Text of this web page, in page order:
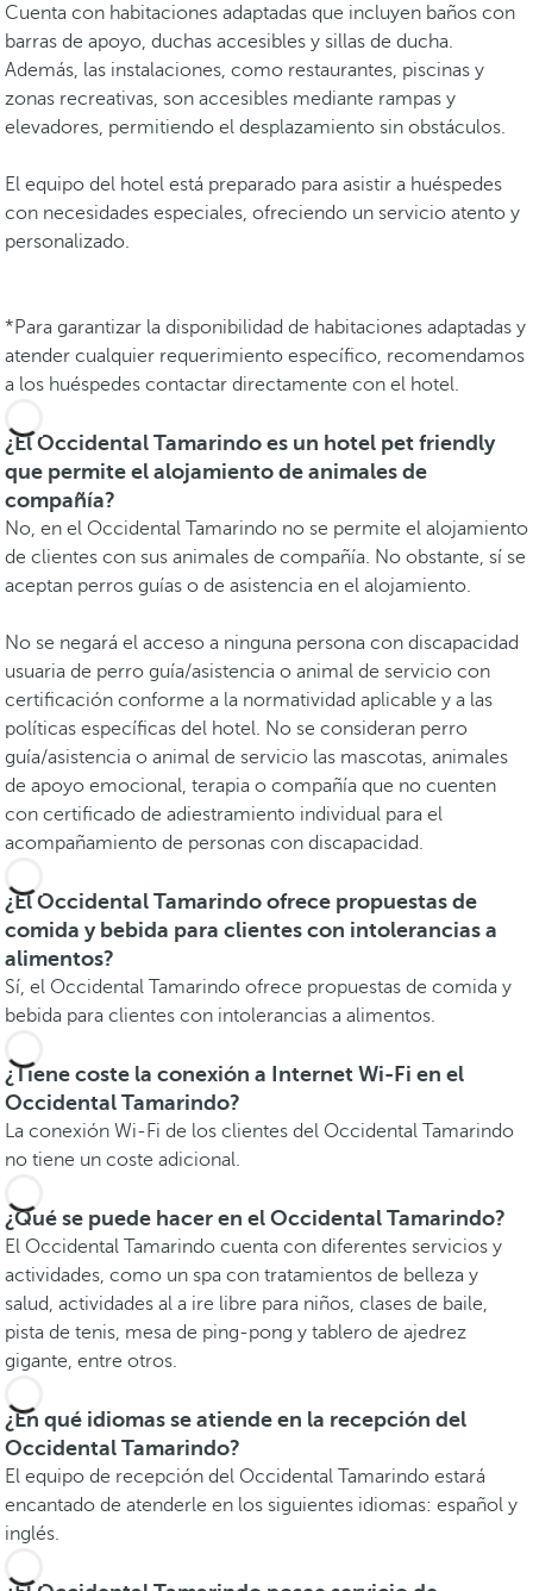
Cuenta con habitaciones adaptadas que incluyen baños con
barras de apoyo, duchas accesibles y sillas de ducha.
Además, las instalaciones, como restaurantes, piscinas y
zonas recreativas, son accesibles mediante rampas y
elevadores, permitiendo el desplazamiento sin obstáculos.
El equipo del hotel está preparado para asistir a huéspedes
con necesidades especiales, ofreciendo un servicio atento y
personalizado.
*Para garantizar la disponibilidad de habitaciones adaptadas y
atender cualquier requerimiento específico, recomendamos
a los huéspedes contactar directamente con el hotel.
¿El Occidental Tamarindo es un hotel pet friendly
que permite el alojamiento de animales de
compañía?
No, en el Occidental Tamarindo no se permite el alojamiento
de clientes con sus animales de compañía. No obstante, sí se
aceptan perros guías o de asistencia en el alojamiento.
No se negará el acceso a ninguna persona con discapacidad
usuaria de perro guía/asistencia o animal de servicio con
certificación conforme a la normatividad aplicable y a las
políticas específicas del hotel. No se consideran perro
guía/asistencia o animal de servicio las mascotas, animales
de apoyo emocional, terapia o compañía que no cuenten
con certificado de adiestramiento individual para el
acompañamiento de personas con discapacidad.
¿El Occidental Tamarindo ofrece propuestas de
comida y bebida para clientes con intolerancias a
alimentos?
Sí, el Occidental Tamarindo ofrece propuestas de comida y
bebida para clientes con intolerancias a alimentos.
¿Tiene coste la conexión a Internet Wi-Fi en el
Occidental Tamarindo?
La conexión Wi-Fi de los clientes del Occidental Tamarindo
no tiene un coste adicional.
¿Qué se puede hacer en el Occidental Tamarindo?
El Occidental Tamarindo cuenta con diferentes servicios y
actividades, como un spa con tratamientos de belleza y
salud, actividades al a ire libre para niños, clases de baile,
pista de tenis, mesa de ping-pong y tablero de ajedrez
gigante, entre otros.
¿En qué idiomas se atiende en la recepción del
Occidental Tamarindo?
El equipo de recepción del Occidental Tamarindo estará
encantado de atenderle en los siguientes idiomas: español y
inglés.